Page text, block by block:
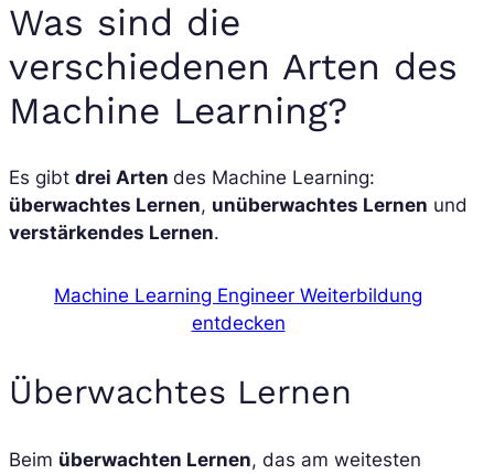
Was sind die
verschiedenen Arten des
Machine Learning?
Es gibt drei Arten des Machine Learning:
überwachtes Lernen, unüberwachtes Lernen und
verstärkendes Lernen.
Machine Learning Engineer Weiterbildung
entdecken
Überwachtes Lernen
Beim überwachten Lernen, das am weitesten